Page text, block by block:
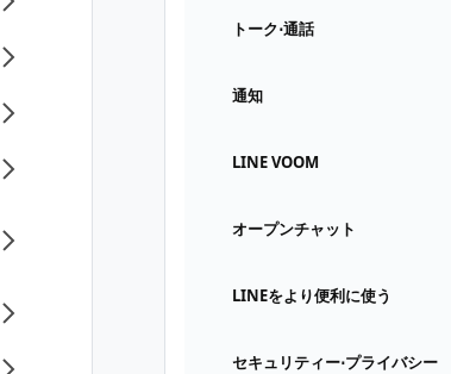
トーク⋅通話
通知
LINE VOOM
オープンチャット
LINEをより便利に使う
セキュリティー⋅プライバシー